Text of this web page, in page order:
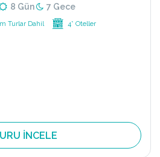
8 Gün 7 Gece
Turlar Dahil 4* Oteller
İNCELE